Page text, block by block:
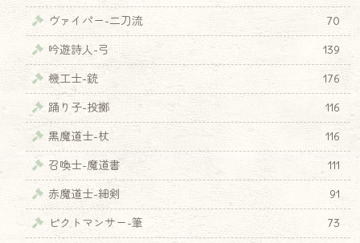
ヴァイパー-二刀流
70
吟遊詩人-弓
139
機工士-銃
176
踊り子-投擲
116
黒魔道士-杖
116
召喚士-魔道書
111
赤魔道士-細剣
91
ピクトマンサー-筆
73